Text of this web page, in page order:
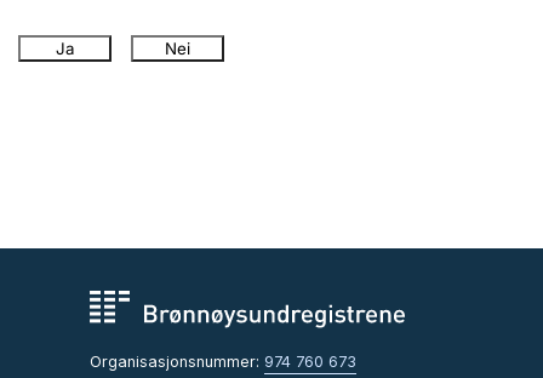
Ja Nei
Organisasjonsnummer: 974 760 673